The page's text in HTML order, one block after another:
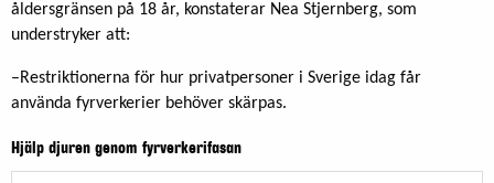
åldersgränsen på 18 år, konstaterar Nea Stjernberg, som
understryker att:
–Restriktionerna för hur privatpersoner i Sverige idag får
använda fyrverkerier behöver skärpas.
Hjälp djuren genom fyrverkerifasan